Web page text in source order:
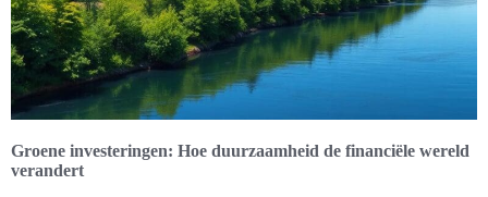
Groene investeringen: Hoe duurzaamheid de financiële wereld
verandert